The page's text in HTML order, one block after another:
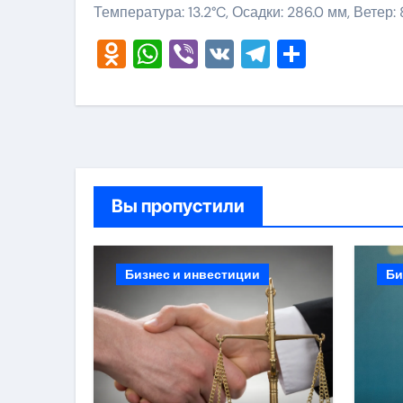
Температура: 13.2°C, Осадки: 286.0 мм,
Odnoklassniki
WhatsApp
Viber
VKTelegram
Вы пропустили
Бизнес и инвестиции